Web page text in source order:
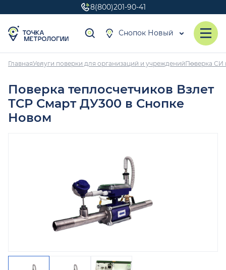
8(800)201-90-41
Снопок Новый
ГлавнаяУслуги поверки для организаций и учрежденийПоверка СИ
Поверка теплосчетчиков Взлет
ТСР Смарт ДУ300 в Снопке
Новом